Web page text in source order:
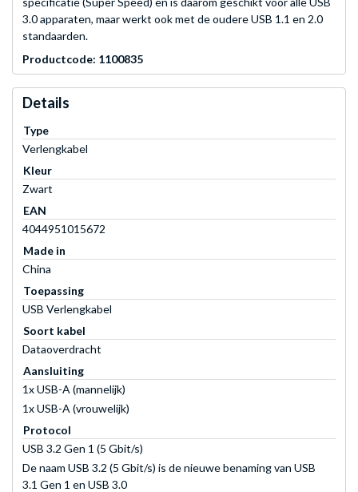
3.0 apparaten, maar werkt ook met de oudere USB 1.1 en 2.0
standaarden.
Productcode: 1100835
Details
Type
Verlengkabel
Kleur
Zwart
EAN
4044951015672
Made in
China
Toepassing
USB Verlengkabel
Soort kabel
Dataoverdracht
Aansluiting
1x USB-A (mannelijk)
1x USB-A (vrouwelijk)
Protocol
USB 3.2 Gen 1 (5 Gbit/s)
De naam USB 3.2 (5 Gbit/s) is de nieuwe benaming van USB
3.1 Gen 1 en USB 3.0